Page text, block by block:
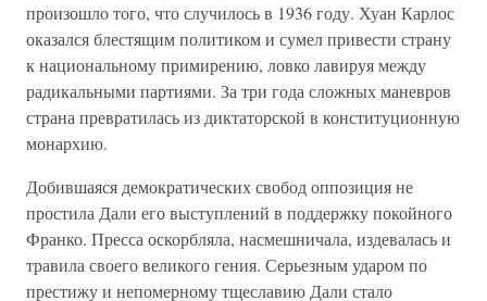
произошло того, что случилось в 1936 году. Хуан Карлос
оказался блестящим политиком и сумел привести страну
к национальному примирению, ловко лавируя между
радикальными партиями. За три года сложных маневров
страна превратилась из диктаторской в конституционную
монархию.
Добившаяся демократических свобод оппозиция не
простила Дали его выступлений в поддержку покойного
Франко. Пресса оскорбляла, насмешничала, издевалась и
травила своего великого гения. Серьезным ударом по
престижу и непомерному тщеславию Дали стало